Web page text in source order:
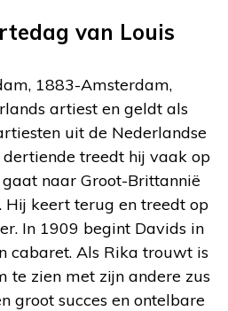
van Louis
1883-Amsterdam,
artiest en geldt als
uit de Nederlandse
dertiende treedt hij vaak op
naar Groot-Brittannië
Hij keert terug en treedt op
In 1909 begint Davids in
cabaret. Als Rika trouwt is
te zien met zijn andere zus
groot succes en ontelbare